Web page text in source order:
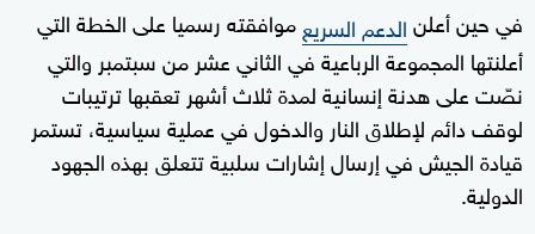
في حين أعلنالدعم السريعموافقته رسميا على الخطة التي
أعلنتها المجموعة الرباعية في الثاني عشر من سبتمبر والتي
نصّت على هدنة إنسانية لمدة ثلاث أشهر تعقبها ترتيبات
لوقف دائم لإطلاق النار والدخول في عملية سياسية، تستمر
قيادة الجيش في إرسال إشارات سلبية تتعلق بهذه الجهود
الدولية.